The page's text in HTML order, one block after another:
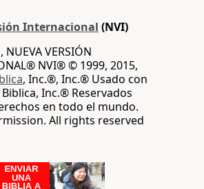
Internacional (NVI)
VERSIÓN
NVI® © 1999, 2015,
, Inc.®, Inc.® Usado con
Inc.® Reservados
en todo el mundo.
All rights reserved